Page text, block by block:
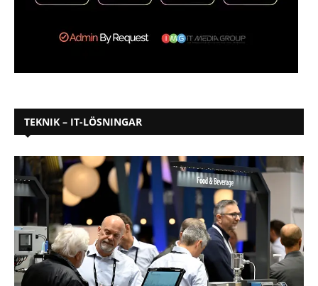
TEKNIK – IT-LÖSNINGAR